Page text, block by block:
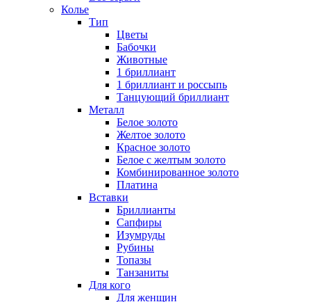
Колье
Тип
Цветы
Бабочки
Животные
1 бриллиант
1 бриллиант и россыпь
Танцующий бриллиант
Металл
Белое золото
Желтое золото
Красное золото
Белое с желтым золото
Комбинированное золото
Платина
Вставки
Бриллианты
Сапфиры
Изумруды
Рубины
Топазы
Танзаниты
Для кого
Для женщин